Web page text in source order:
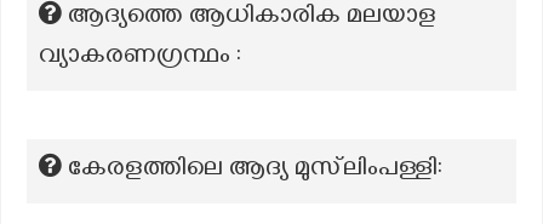
ആദ്യത്തെ ആധികാരിക മലയാള
വ്യാകരണഗ്രന്ഥം :
കേരളത്തിലെ ആദ്യ മുസ്‌ലിംപള്ളി: